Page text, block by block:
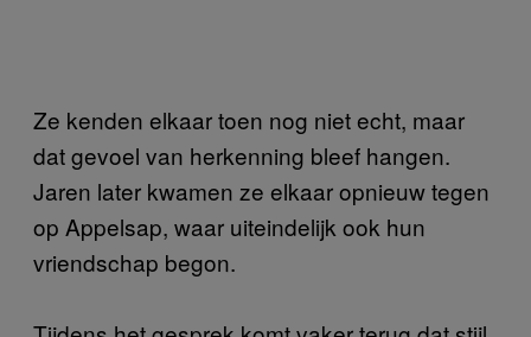
Ze kenden elkaar toen nog niet echt, maar
dat gevoel van herkenning bleef hangen.
Jaren later kwamen ze elkaar opnieuw tegen
op Appelsap, waar uiteindelijk ook hun
vriendschap begon.